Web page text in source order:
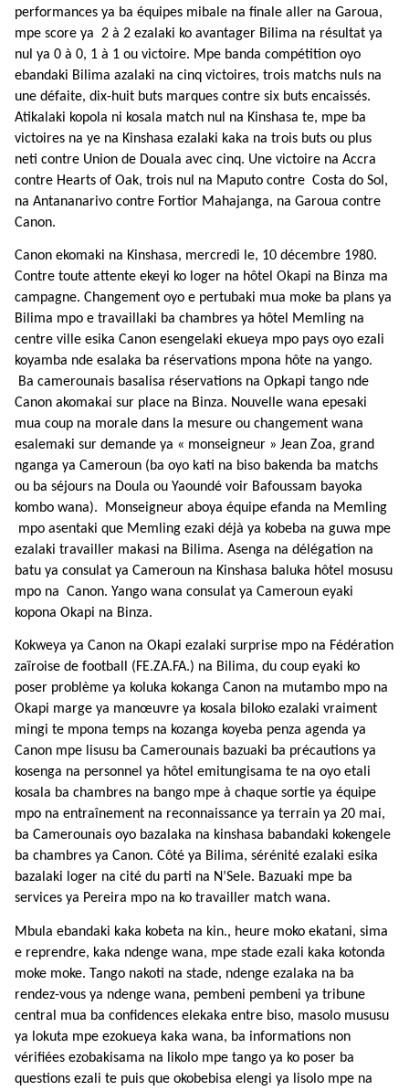
performances ya ba équipes mibale na finale aller na Garoua,
mpe score ya 2 à 2 ezalaki ko avantager Bilima na résultat ya
nul ya 0 à 0, 1 à 1 ou victoire. Mpe banda compétition oyo
ebandaki Bilima azalaki na cinq victoires, trois matchs nuls na
une défaite, dix-huit buts marques contre six buts encaissés.
Atikalaki kopola ni kosala match nul na Kinshasa te, mpe ba
victoires na ye na Kinshasa ezalaki kaka na trois buts ou plus
neti contre Union de Douala avec cinq. Une victoire na Accra
contre Hearts of Oak, trois nul na Maputo contre Costa do Sol,
na Antananarivo contre Fortior Mahajanga, na Garoua contre
Canon.
Canon ekomaki na Kinshasa, mercredi le, 10 décembre 1980.
Contre toute attente ekeyi ko loger na hôtel Okapi na Binza ma
campagne. Changement oyo e pertubaki mua moke ba plans ya
Bilima mpo e travaillaki ba chambres ya hôtel Memling na
centre ville esika Canon esengelaki ekueya mpo pays oyo ezali
koyamba nde esalaka ba réservations mpona hôte na yango.
Ba camerounais basalisa réservations na Opkapi tango nde
Canon akomakai sur place na Binza. Nouvelle wana epesaki
mua coup na morale dans la mesure ou changement wana
esalemaki sur demande ya « monseigneur » Jean Zoa, grand
nganga ya Cameroun (ba oyo kati na biso bakenda ba matchs
ou ba séjours na Doula ou Yaoundé voir Bafoussam bayoka
kombo wana). Monseigneur aboya équipe efanda na Memling
mpo asentaki que Memling ezaki déjà ya kobeba na guwa mpe
ezalaki travailler makasi na Bilima. Asenga na délégation na
batu ya consulat ya Cameroun na Kinshasa baluka hôtel mosusu
mpo na Canon. Yango wana consulat ya Cameroun eyaki
kopona Okapi na Binza.
Kokweya ya Canon na Okapi ezalaki surprise mpo na Fédération
zaïroise de football (FE.ZA.FA.) na Bilima, du coup eyaki ko
poser problème ya koluka kokanga Canon na mutambo mpo na
Okapi marge ya manœuvre ya kosala biloko ezalaki vraiment
mingi te mpona temps na kozanga koyeba penza agenda ya
Canon mpe lisusu ba Camerounais bazuaki ba précautions ya
kosenga na personnel ya hôtel emitungisama te na oyo etali
kosala ba chambres na bango mpe à chaque sortie ya équipe
mpo na entraînement na reconnaissance ya terrain ya 20 mai,
ba Camerounais oyo bazalaka na kinshasa babandaki kokengele
ba chambres ya Canon. Côté ya Bilima, sérénité ezalaki esika
bazalaki loger na cité du parti na N’Sele. Bazuaki mpe ba
services ya Pereira mpo na ko travailler match wana.
Mbula ebandaki kaka kobeta na kin., heure moko ekatani, sima
e reprendre, kaka ndenge wana, mpe stade ezali kaka kotonda
moke moke. Tango nakoti na stade, ndenge ezalaka na ba
rendez-vous ya ndenge wana, pembeni pembeni ya tribune
central mua ba confidences elekaka entre biso, masolo mususu
ya lokuta mpe ezokueya kaka wana, ba informations non
vérifiées ezobakisama na likolo mpe tango ya ko poser ba
questions ezali te puis que okobebisa elengi ya lisolo mpe na